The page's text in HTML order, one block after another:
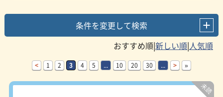
条件を変更して検索
|
|
< 1 2 3 4 5 ... 10 20 30 ... > »